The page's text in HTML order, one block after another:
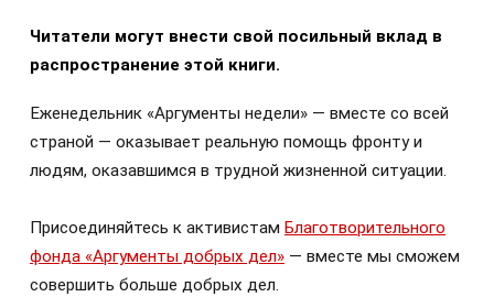
Читатели могут внести свой посильный вклад в
распространение этой книги.
Еженедельник «Аргументы недели» — вместе со всей
страной — оказывает реальную помощь фронту и
людям, оказавшимся в трудной жизненной ситуации.
Присоединяйтесь к активистам Благотворительного
фонда «Аргументы добрых дел» — вместе мы сможем
совершить больше добрых дел.